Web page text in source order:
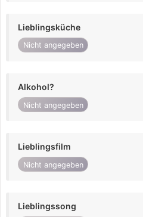
Lieblingsküche
Nicht angegeben
Alkohol?
Nicht angegeben
Lieblingsfilm
Nicht angegeben
Lieblingssong